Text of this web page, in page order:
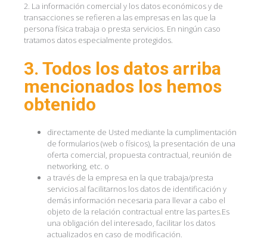
2. La información comercial y los datos económicos y de
transacciones se refieren a las empresas en las que la
persona física trabaja o presta servicios. En ningún caso
tratamos datos especialmente protegidos.
3. Todos los datos arriba
mencionados los hemos
obtenido
directamente de Usted mediante la cumplimentación
de formularios (web o físicos), la presentación de una
oferta comercial, propuesta contractual, reunión de
networking, etc. o
a través de la empresa en la que trabaja/presta
servicios al facilitarnos los datos de identificación y
demás información necesaria para llevar a cabo el
objeto de la relación contractual entre las partes.Es
una obligación del interesado, facilitar los datos
actualizados en caso de modificación.